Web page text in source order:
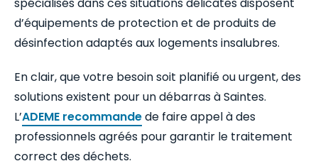
d’équipements de protection et de produits de
désinfection adaptés aux logements insalubres.
En clair, que votre besoin soit planifié ou urgent, des
solutions existent pour un débarras à Saintes.
L’ADEME recommandede faire appel à des
professionnels agréés pour garantir le traitement
correct des déchets.